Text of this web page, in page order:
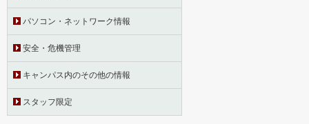
パソコン・ネットワーク情報
安全・危機管理
キャンパス内のその他の情報
スタッフ限定